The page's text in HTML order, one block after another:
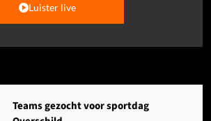
Luister live
Teams gezocht voor sportdag